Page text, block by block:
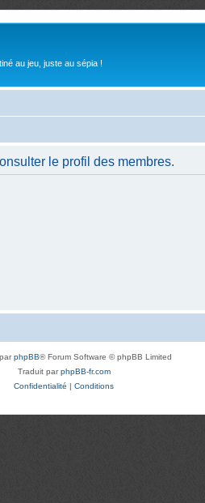
au jeu, juste au sépia !
le profil des membres.
phpBB® Forum Software © phpBB Limited
Traduit parphpBB-fr.com
Confidentialité | Conditions